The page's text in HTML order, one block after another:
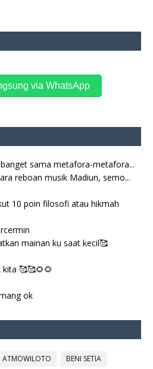
via WhatsApp
sama metafora-metafora...
reboan musik Madiun, semo...
10 poin filosofi atau hikmah
mainan ku saat kecil🥰
🥰🥰🌻🌻
ok
ATMOWILOTO
BENI SETIA